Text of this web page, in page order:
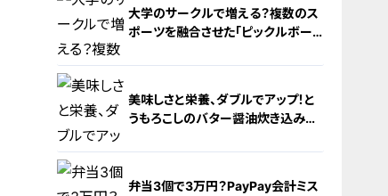
2
大学のサークルで増える？複数のス
ポーツを融合させた「ピックルボー
美味しさと栄養、ダブルでアップ！と
うもろこしのバター醤油炊き込みご
弁当3個で3万円？PayPay会計ミス